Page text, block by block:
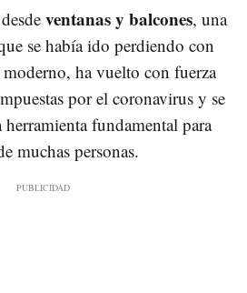
ventanas y balcones, una
se había ido perdiendo con
ha vuelto con fuerza
por el coronavirus y se
fundamental para
muchas personas.